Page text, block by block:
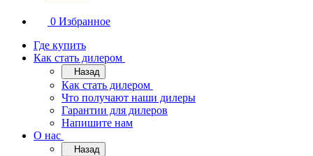
0 Избранное
Где купить
Как стать дилером
Назад
Как стать дилером
Что получают наши дилеры
Гарантии для дилеров
Напишите нам
О нас
Назад